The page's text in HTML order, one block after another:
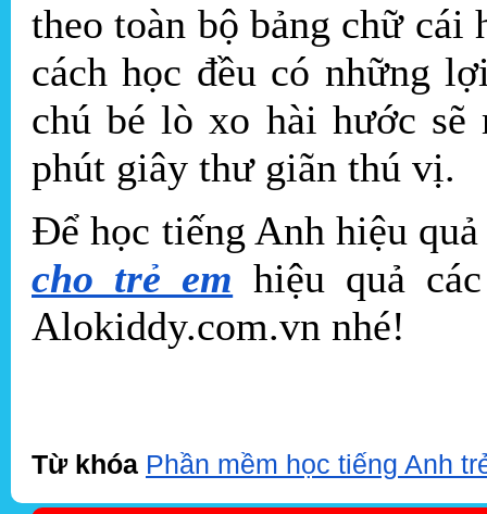
theo toàn bộ bảng chữ cái
cách học đều có những
chú bé lò xo hài hước sẽ
phút giây thư giãn thú vị.
Để học tiếng Anh hiệu
cho trẻ em hiệu quả
Alokiddy.com.vn nhé!
Từ khóa Phần mềm học tiếng Anh